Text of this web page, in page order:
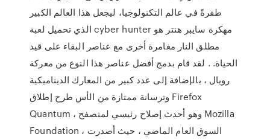
طفرةً في عالم التكنولوجيا، ليجعل هذا العالم الكبير
الذي تحميل لعبة cyber hunter مهكرة سايبر هنتر هو
مطلق النار مغامرة أخرى مع عناصر البقاء على قيد
الحياة. . لقد قام بدمج أفضل عناصر هذا النوع من معركة
رويال ، بالإضافة إلى عدد كبير من المعارك الديناميكية
وترسانة ممتازة من الأس طرح إطلاق Firefox
Quantum ، وهو أحدث إصلاح رئيسي لمتصفح Mozilla
Foundation ، السوق العام الماضي ، حيث أصدرت